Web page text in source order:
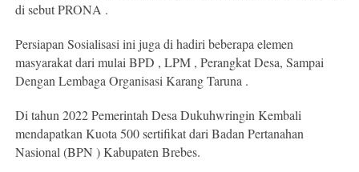
di sebut PRONA .
Persiapan Sosialisasi ini juga di hadiri beberapa elemen
masyarakat dari mulai BPD , LPM , Perangkat Desa, Sampai
Dengan Lembaga Organisasi Karang Taruna .
Di tahun 2022 Pemerintah Desa Dukuhwringin Kembali
mendapatkan Kuota 500 sertifikat dari Badan Pertanahan
Nasional (BPN ) Kabupaten Brebes.